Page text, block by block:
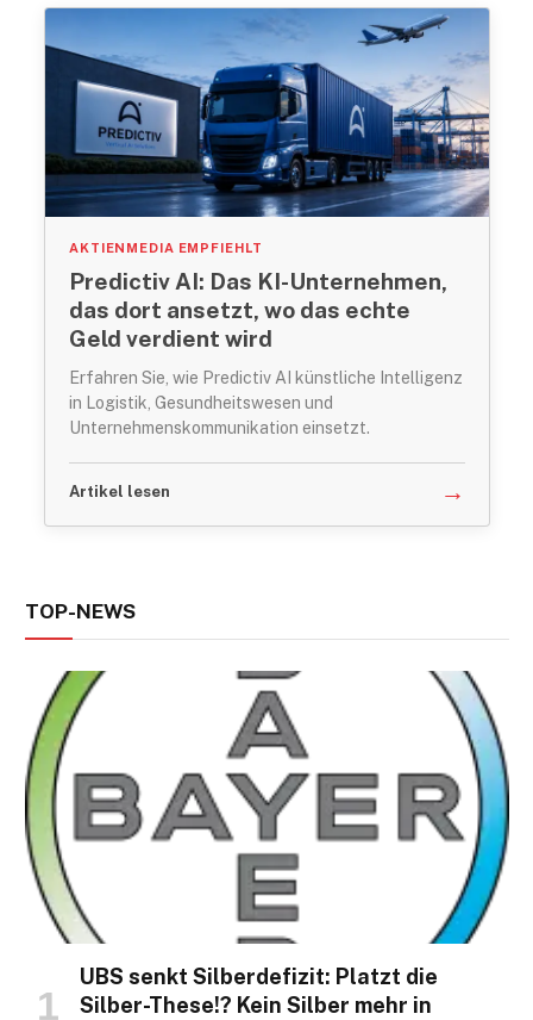
AKTIENMEDIA EMPFIEHLT
Predictiv AI: Das KI-Unternehmen,
das dort ansetzt, wo das echte
Geld verdient wird
Erfahren Sie, wie Predictiv AI künstliche Intelligenz
in Logistik, Gesundheitswesen und
Unternehmenskommunikation einsetzt.
Artikel lesen →
TOP-NEWS
UBS senkt Silberdefizit: Platzt die
Silber-These!? Kein Silber mehr in